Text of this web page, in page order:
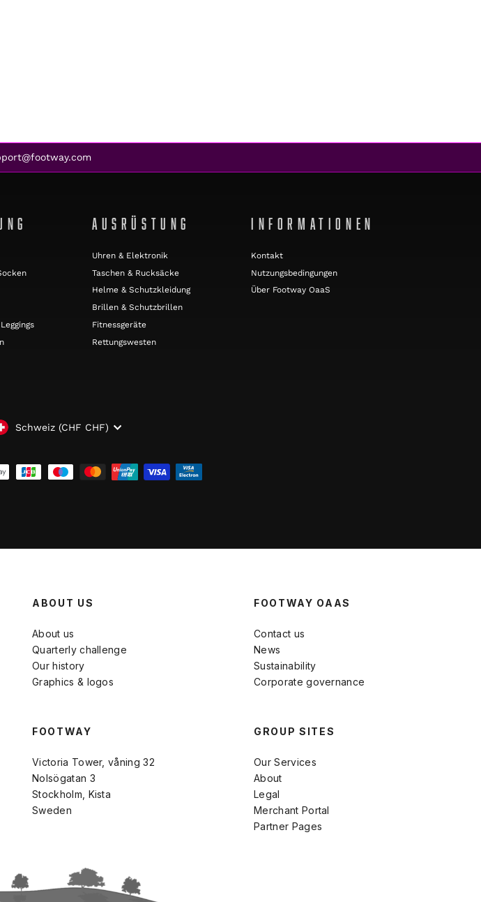
AUSRÜSTUNG
Uhren & Elektronik
Taschen & Rucksäcke
Helme & Schutzkleidung
Brillen & Schutzbrillen
Fitnessgeräte
Rettungswesten
INFORMATIONEN
Kontakt
Nutzungsbedingungen
Über Footway OaaS
Schweiz (CHF CHF)
ABOUT US
About us
Quarterly challenge
Our history
Graphics & logos
FOOTWAY OAAS
Contact us
News
Sustainability
Corporate governance
FOOTWAY
Victoria Tower, våning 32
Nolsögatan 3
Stockholm, Kista
Sweden
GROUP SITES
Our Services
About
Legal
Merchant Portal
Partner Pages